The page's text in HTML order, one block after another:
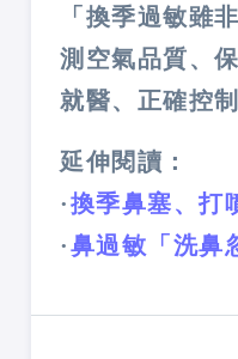
「換季過敏雖
測空氣品質、
就醫、正確控
延伸閱讀：
·換季鼻塞、打
·鼻過敏「洗鼻